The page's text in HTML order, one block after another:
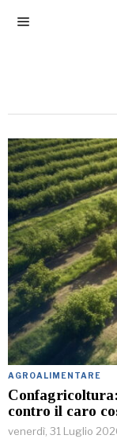
AGROALIMENTARE
contro il caro
venerdì, 31 Luglio